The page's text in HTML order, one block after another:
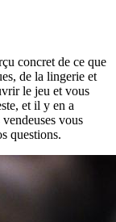
concret de ce que
de la lingerie et
le jeu et vous
et il y en a
vous
questions.